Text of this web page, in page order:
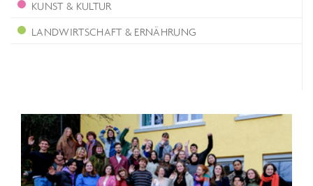
KUNST & KULTUR
LANDWIRTSCHAFT & ERNÄHRUNG